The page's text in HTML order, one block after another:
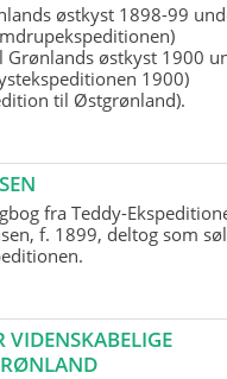
østkyst 1898-99
Grønlands østkyst 1900
1900)
til Østgrønland).
fra Teddy-
f. 1899, deltog som